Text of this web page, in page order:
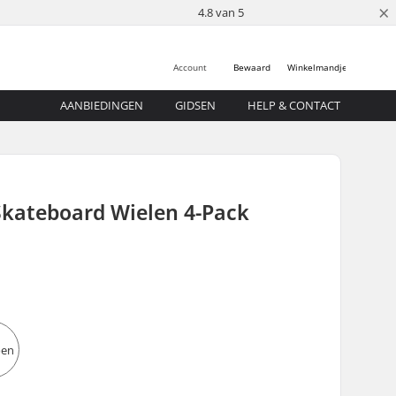
4.8 van 5 ×
Winkelmandje
Bewaard
Account
AANBIEDINGEN GIDSEN HELP & CONTACT
Wielen 4-Pack